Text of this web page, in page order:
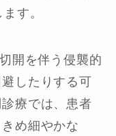
す。
開を伴う侵襲的
したりする可
療では、患者
め細やかな